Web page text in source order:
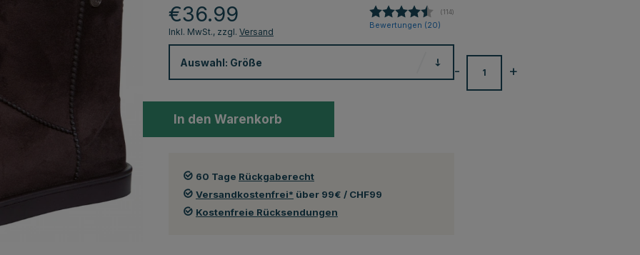
€36.99 (abgegebene bewertungen:
114)
Bewertungen (20)
Inkl. MwSt., zzgl. Versand
Auswahl: Größe +
-
In den Warenkorb
60 Tage Rückgaberecht
Versandkostenfrei* über 99€ / CHF99
Kostenfreie Rücksendungen